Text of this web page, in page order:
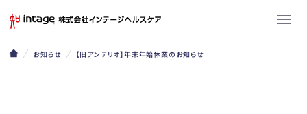
お知らせ 【旧アンテリオ】年末年始休業のお知らせ